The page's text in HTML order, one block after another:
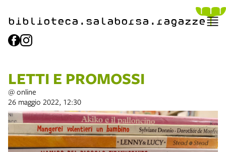
biblioteca.​salaborsa.ragazze
LETTI E PROMOSSI
@ online
26 maggio 2022, 12:30